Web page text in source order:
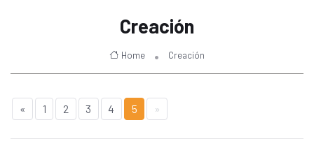
Creación
Home Creación
« 1 2 3 4 5 »